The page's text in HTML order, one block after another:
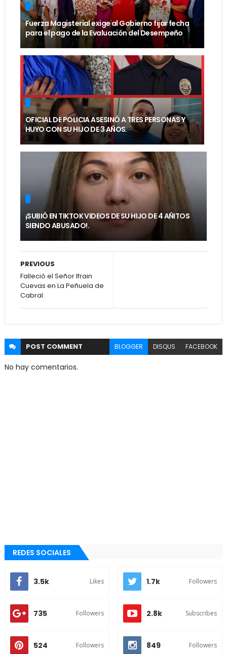
Fuerza Magisterial exige al Gobierno fijar fecha
para el pago de la Evaluación del Desempeño
OFICIAL DE POLICIA ASESINÓ A TRES PERSONAS Y
HUYO CON SU HIJO DE 3 AÑOS.
¡SUBIÓ EN TIKTOK VIDEOS DE SU HIJO DE 4 AÑITOS
SIENDO ABUSADO!.
PREVIOUS
Falleció el Señor Ifrain
Cuevas en La Peñuela de
Cabral.
POST COMMENT BLOGGER DISQUS FACEBOOK
No hay comentarios.
REDES SOCIALES
3.5k Likes 1.7k Followers
735 Followers 2.8k Subscribes
524 Followers 849 Followers